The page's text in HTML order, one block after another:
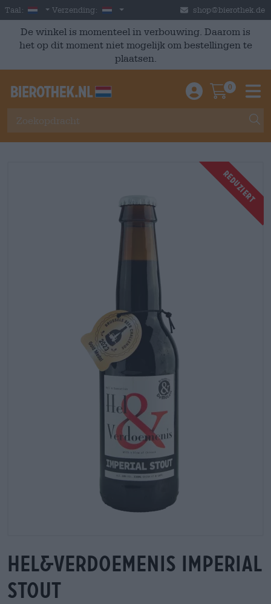
Skip to main content
Taal: Dutch
Verzending: Nederland shop@bierothek.de
De winkel is momenteel in verbouwing. Daarom is
het op dit moment niet mogelijk om bestellingen te
plaatsen.
Einloggen /
0
Reduziert
hel&verdoemenis imperial
stout